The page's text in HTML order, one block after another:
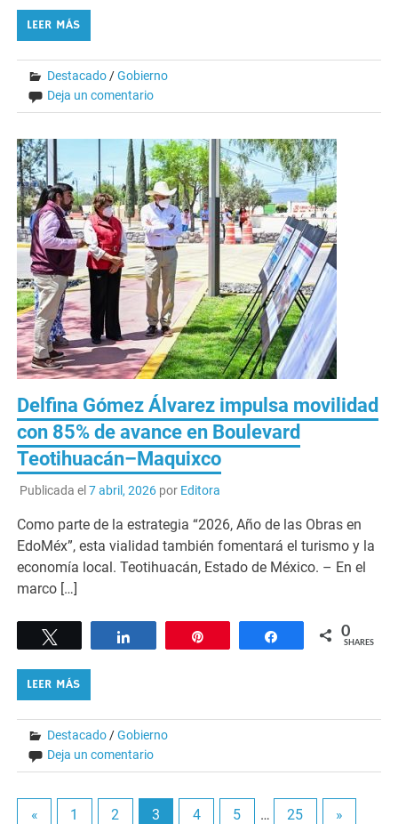
LEER MÁS
Destacado /Gobierno
Deja un comentario
Delfina Gómez Álvarez impulsa movilidad
con 85% de avance en Boulevard
Teotihuacán–Maquixco
Publicada el 7 abril, 2026por Editora
Como parte de la estrategia “2026, Año de las Obras en
EdoMéx”, esta vialidad también fomentará el turismo y la
economía local. Teotihuacán, Estado de México. – En el
marco […]
Share 0
SHARES
LEER MÁS
Destacado /Gobierno
Deja un comentario
« 1 2 3 4 5 … 25 »